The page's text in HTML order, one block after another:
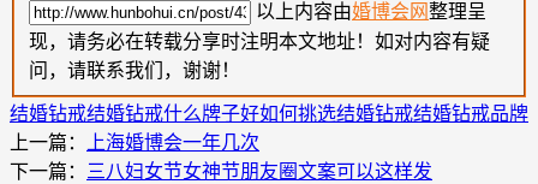
以上内容由婚博会网整理呈
现，请务必在转载分享时注明本文地址！如对内容有疑
问，请联系我们，谢谢！
结婚钻戒结婚钻戒什么牌子好如何挑选结婚钻戒结婚钻戒品牌
上一篇： 上海婚博会一年几次
下一篇： 三八妇女节女神节朋友圈文案可以这样发